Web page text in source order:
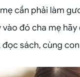
cần phải làm
vào đó cha mẹ
đọc sách, cùng